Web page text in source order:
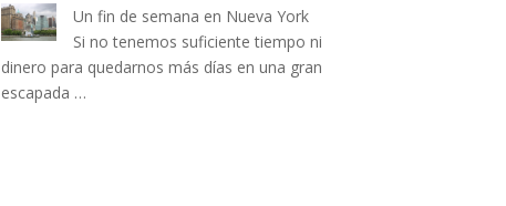
Un fin de semana en Nueva York
Si no tenemos suficiente tiempo ni
dinero para quedarnos más días en una gran
escapada …